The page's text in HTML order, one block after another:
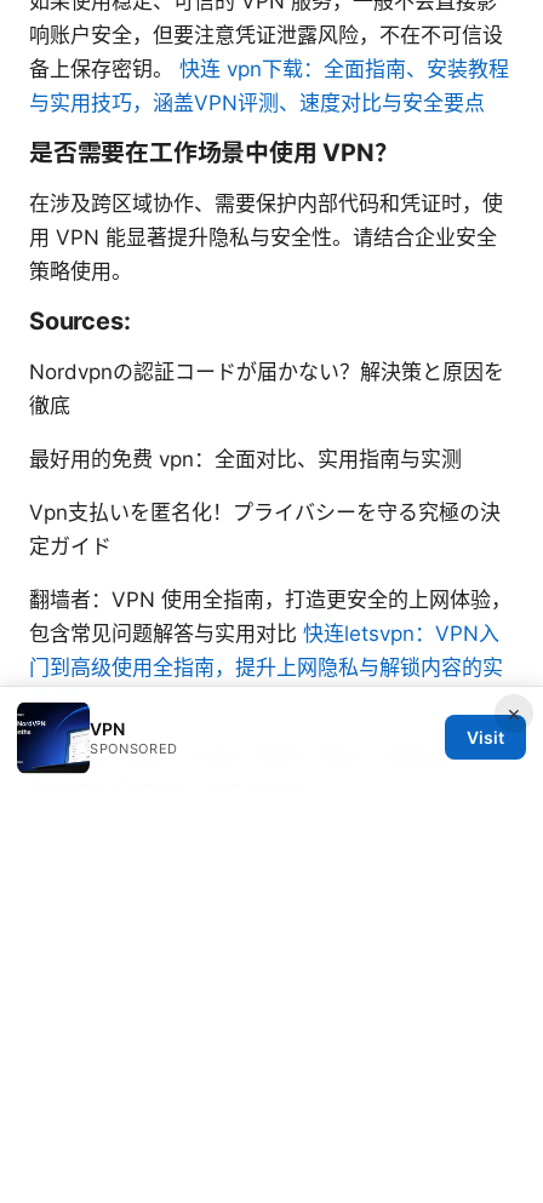
响账户安全，但要注意凭证泄露风险，不在不可信设
备上保存密钥。 快连 vpn下载：全面指南、安装教程
与实用技巧，涵盖VPN评测、速度对比与安全要点
是否需要在工作场景中使用 VPN？
在涉及跨区域协作、需要保护内部代码和凭证时，使
用 VPN 能显著提升隐私与安全性。请结合企业安全
策略使用。
Sources:
Nordvpnの認証コードが届かない？解決策と原因を
徹底
最好用的免费 vpn：全面对比、实用指南与实测
Vpn支払いを匿名化！プライバシーを守る究極の決
定ガイド
翻墙者：VPN 使用全指南，打造更安全的上网体验，
包含常见问题解答与实用对比 快连letsvpn：VPN入
门到高级使用全指南，提升上网隐私与解锁内容的实
用方案
Nordvpn basic vs plus 2026: Plans, Features,
×
VPN
SPONSORED
Visit